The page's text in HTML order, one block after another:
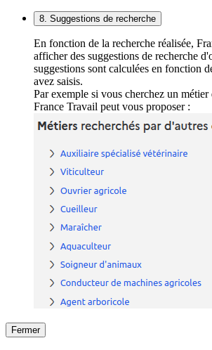
8. Suggestions de recherche
En fonction de la recherche réalisée,
afficher des suggestions de recherche
suggestions sont calculées en fonction
avez saisis.
Par exemple si vous cherchez un
France Travail peut vous proposer :
Fermer